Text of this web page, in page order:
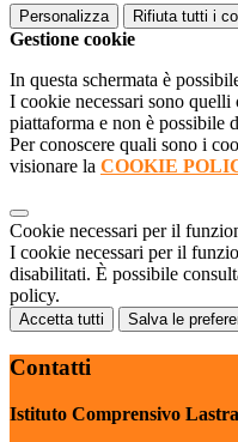
Personalizza Rifiuta tutti i
Gestione cookie
In questa schermata è
I cookie necessari sono
piattaforma e non è possibile
Per conoscere quali sono i
visionare la COOKIE
Cookie necessari per il
I cookie necessari per il
disabilitati. È possibile
policy.
Accetta tutti Salva le
Contatti
Istituto Comprensivo